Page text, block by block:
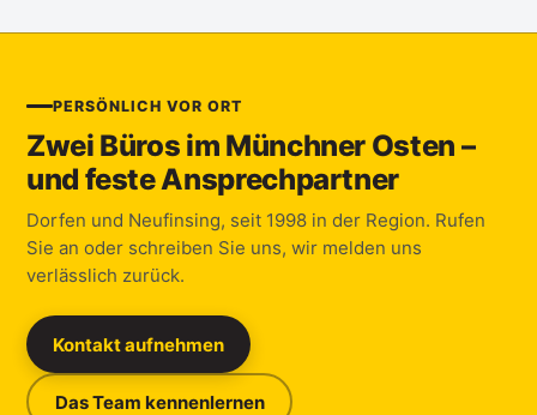
PERSÖNLICH VOR ORT
Zwei Büros im Münchner Osten –
und feste Ansprechpartner
Dorfen und Neufinsing, seit 1998 in der Region. Rufen
Sie an oder schreiben Sie uns, wir melden uns
verlässlich zurück.
Kontakt aufnehmen
Das Team kennenlernen